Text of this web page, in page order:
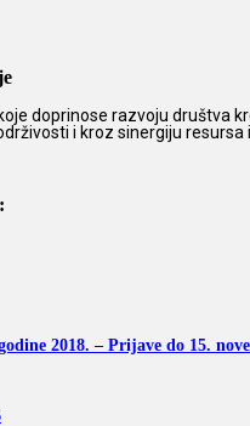
doprinose razvoju društva
i kroz sinergiju
2018. – Prijave do 15.